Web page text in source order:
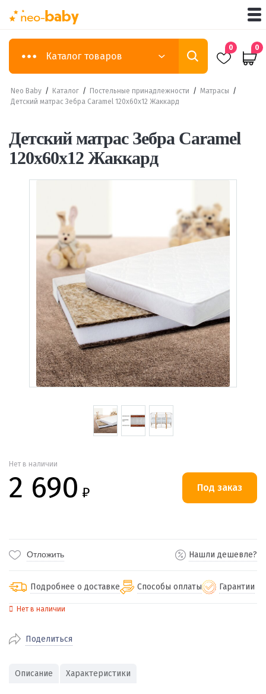
Каталог товаров
0 0
Neo Baby / Каталог / Постельные принадлежности / Матрасы /
Детский матрас Зебра Caramel 120х60х12 Жаккард
Детский матрас Зебра Caramel
120х60х12 Жаккард
Нет в наличии
2 690 ₽
Отложить Нашли дешевле?
Подробнее о доставке
доставка
стоимость доставки
Способы оплаты
Наличными при получении (для
городов)
Гарантии
Нет в наличии
Поделиться
Описание Характеристики